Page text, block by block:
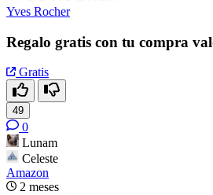
Yves Rocher
Regalo gratis con tu compra
Gratis
49
0
Lunam
Celeste
Amazon
2 meses